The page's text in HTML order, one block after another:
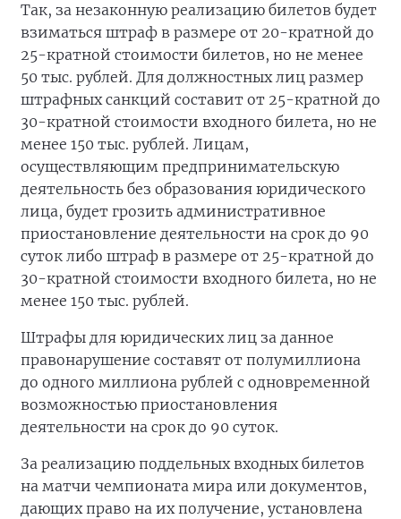
Так, за незаконную реализацию билетов будет
взиматься штраф в размере от 20-кратной до
25-кратной стоимости билетов, но не менее
50 тыс. рублей. Для должностных лиц размер
штрафных санкций составит от 25-кратной до
30-кратной стоимости входного билета, но не
менее 150 тыс. рублей. Лицам,
осуществляющим предпринимательскую
деятельность без образования юридического
лица, будет грозить административное
приостановление деятельности на срок до 90
суток либо штраф в размере от 25-кратной до
30-кратной стоимости входного билета, но не
менее 150 тыс. рублей.
Штрафы для юридических лиц за данное
правонарушение составят от полумиллиона
до одного миллиона рублей с одновременной
возможностью приостановления
деятельности на срок до 90 суток.
За реализацию поддельных входных билетов
на матчи чемпионата мира или документов,
дающих право на их получение, установлена